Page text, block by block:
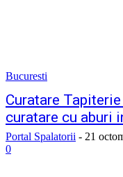
Bucuresti
Curatare
curatare cu aburi
Portal Spalatorii - 21
0